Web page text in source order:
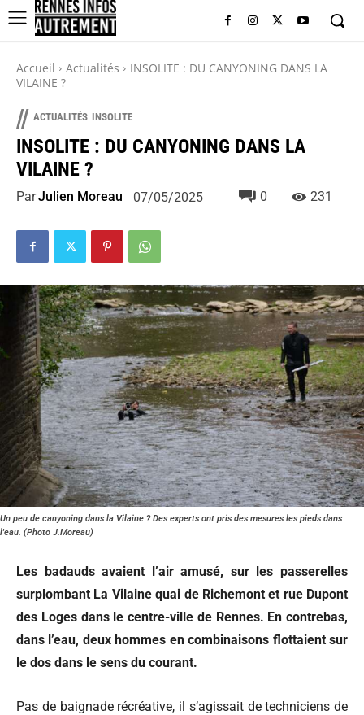
Accueil Actualités
INSOLITE : DU CANYONING DANS LA
VILAINE ?
// ACTUALITÉS INSOLITE
INSOLITE : DU CANYONING DANS LA
VILAINE ?
ParJulien Moreau 07/05/2025 0 231
Un peu de canyoning dans la Vilaine ? Des experts ont pris des mesures les pieds dans
l'eau. (Photo J.Moreau)
Les badauds avaient l’air amusé, sur les passerelles
surplombant La Vilaine quai de Richemont et rue Dupont
des Loges dans le centre-ville de Rennes. En contrebas,
dans l’eau, deux hommes en combinaisons flottaient sur
le dos dans le sens du courant.
Pas de baignade récréative, il s’agissait de techniciens de